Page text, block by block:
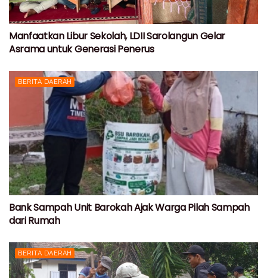
Manfaatkan Libur Sekolah, LDII Sarolangun Gelar
Asrama untuk Generasi Penerus
BERITA DAERAH
Bank Sampah Unit Barokah Ajak Warga Pilah Sampah
dari Rumah
BERITA DAERAH